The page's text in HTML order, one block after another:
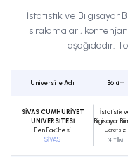
İstatistik ve Bilgisayar
sıralamaları,
aşağıdadır.
Üniversite Adı Bölüm
SİVAS CUMHURİYET
ÜNİVERSİTESİ
Fen Fakültesi
SİVAS
İstatistik
Bilgisayar
Ücretsiz
(4 Yıllık)